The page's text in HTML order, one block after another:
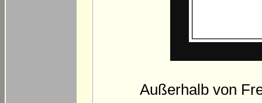
Außerhalb von